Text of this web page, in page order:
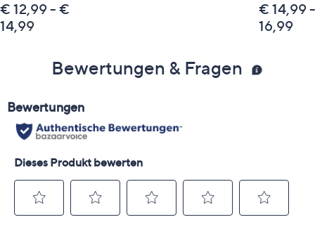
€ 12,99 - €
14,99
€ 14,99
16,99
Bewertungen & Fragen